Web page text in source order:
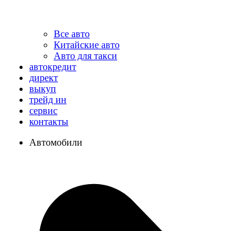
Все авто
Китайские авто
Авто для такси
автокредит
директ
выкуп
трейд ин
сервис
контакты
Автомобили